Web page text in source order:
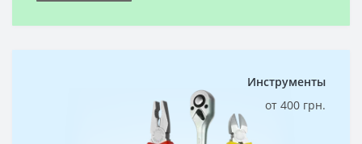
Инструменты
от 400 грн.